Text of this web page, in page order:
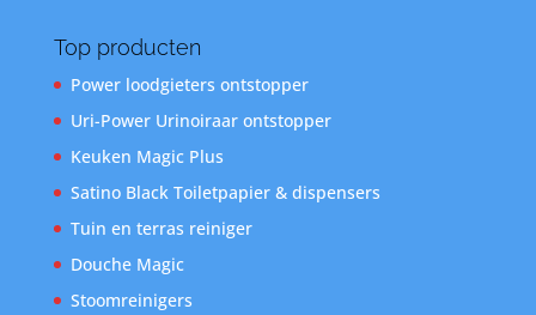
Top producten
Power loodgieters ontstopper
Uri-Power Urinoiraar ontstopper
Keuken Magic Plus
Satino Black Toiletpapier & dispensers
Tuin en terras reiniger
Douche Magic
Stoomreinigers